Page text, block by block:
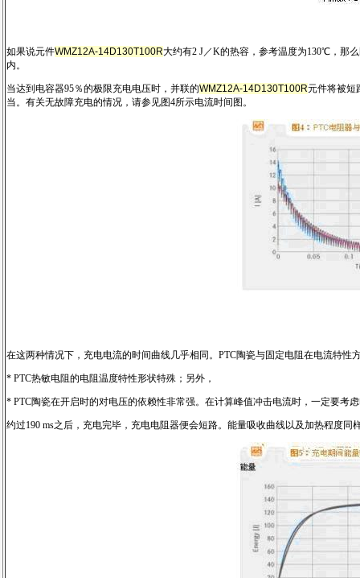
如果说元件WMZ12A-14D130T100R大约有2 J／K的热容，参考温度为130℃，那
内。
当达到电容器95％的极限充电电压时，并联的WMZ12A-14D130T100R元件将被短
当。有关无故障充电的情况，请参见图4所示电流时间图。
在这两种情况下，充电电流的时间曲线几乎相同。PTC陶瓷与固定电阻在电流特性
* PTC热敏电阻的电阻温度特性形状特殊；另外，
* PTC陶瓷在开启时的对电压的依赖性非常强。在计算峰值冲击电流时，一定要考
约过190 ms之后，充电完毕，充电电阻器便会短路。能量吸收曲线以及加热程度